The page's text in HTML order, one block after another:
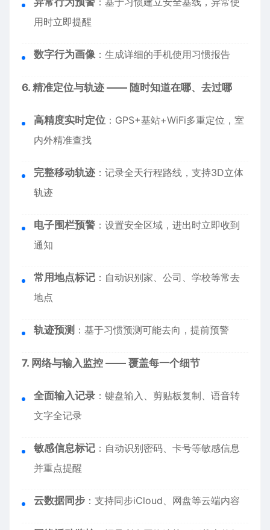
用时立即提醒
数字行为画像：生成详细的手机使用习惯报告
6. 精准定位与轨迹 —— 随时知道在哪、去过哪
高精度实时定位 ：GPS+基站+WiFi多重定位，室
内外精准查找
完整移动轨迹 ：记录全天行程路线，支持3D立体
轨迹
电子围栏预警 ：设置安全区域，进出时立即收到
通知
常用地点标记 ：自动识别家、公司、学校等常去
地点
轨迹预测 ：基于习惯预测可能去向，提前预警
7. 网络与输入监控 —— 覆盖每一个细节
全面输入记录 ：键盘输入、剪贴板复制、语音转
文字全记录
敏感信息标记 ：自动识别密码、卡号等敏感信息
并重点提醒
云数据同步 ：支持同步iCloud、网盘等云端内容